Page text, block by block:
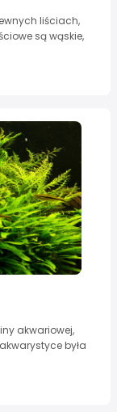
liściach,
są wąskie,
akwariowej,
była